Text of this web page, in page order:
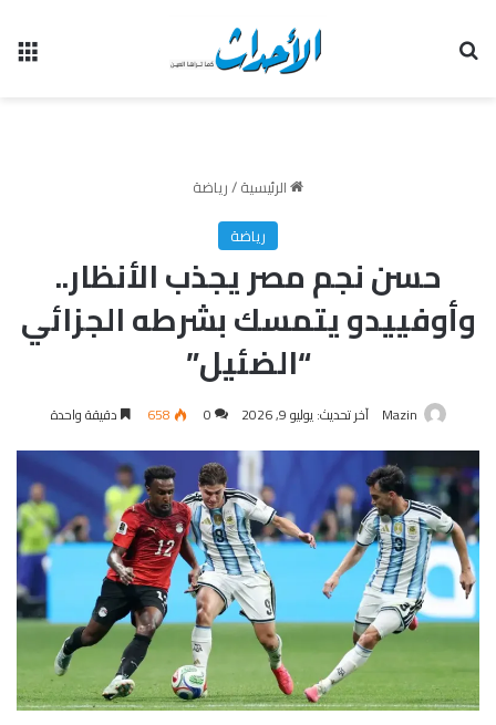
الرئيسية/رياضة
رياضة
حسن نجم مصر يجذب الأنظار..
وأوفييدو يتمسك بشرطه الجزائي
“الضئيل”
Mazin آخر تحديث: يوليو 9, 2026 0
658 دقيقة واحدة